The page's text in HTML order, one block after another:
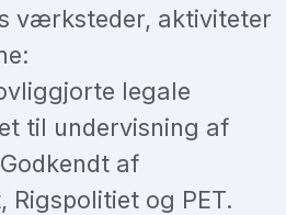
værksteder, aktiviteter
legale
til undervisning af
af
Rigspolitiet og PET.